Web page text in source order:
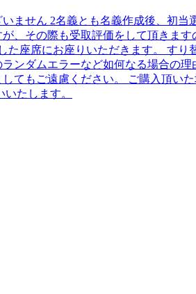
ません 2名義とも名義作成後、初
、その際も受取評価をして頂きま
座席にお座りいただきます。 す
ンダムエラーなど如何なる場合の
てもご遠慮ください。 ご購入頂い
たします。